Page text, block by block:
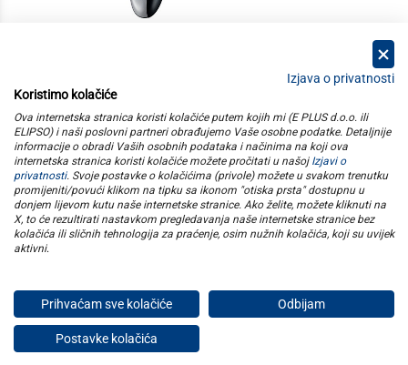
kategorije
elipso
informacije
pratite nas
E plus d.o.o. © Copyright 2026
Izjava o privatnosti
Koristimo kolačiće
Ova internetska stranica koristi kolačiće putem kojih mi (E PLUS d.o.o. ili
ELIPSO) i naši poslovni partneri obrađujemo Vaše osobne podatke. Detaljnije
informacije o obradi Vaših osobnih podataka i načinima na koji ova
internetska stranica koristi kolačiće možete pročitati u našoj Izjavi o
privatnosti. Svoje postavke o kolačićima (privole) možete u svakom trenutku
promijeniti/povući klikom na tipku sa ikonom "otiska prsta" dostupnu u
donjem lijevom kutu naše internetske stranice. Ako želite, možete kliknuti na
X, to će rezultirati nastavkom pregledavanja naše internetske stranice bez
kolačića ili sličnih tehnologija za praćenje, osim nužnih kolačića, koji su uvijek
aktivni.
Prihvaćam sve kolačiće Odbijam
Postavke kolačića